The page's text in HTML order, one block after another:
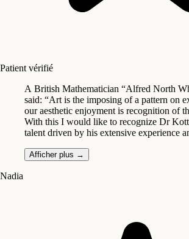
Patient vérifié
A British Mathematician “Alfred North
said: “Art is the imposing of a pattern on
our aesthetic enjoyment is recognition of
With this I would like to recognize Dr
talent driven by his extensive experience
Plastic Surgeon, but above all else, a
Afficher plus →
Nadia